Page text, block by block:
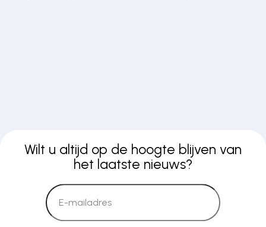
Wilt u altijd op de hoogte blijven van
het laatste nieuws?